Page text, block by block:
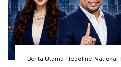
Berita Utama Headline National